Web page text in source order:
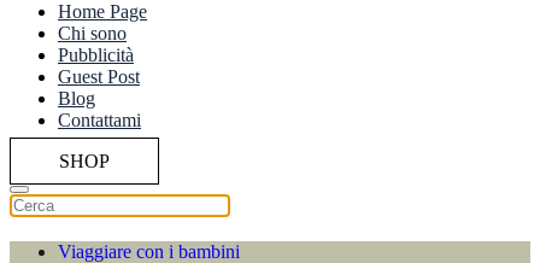
Home Page
Chi sono
Pubblicità
Guest Post
Blog
Contattami
SHOP
Viaggiare con i bambini